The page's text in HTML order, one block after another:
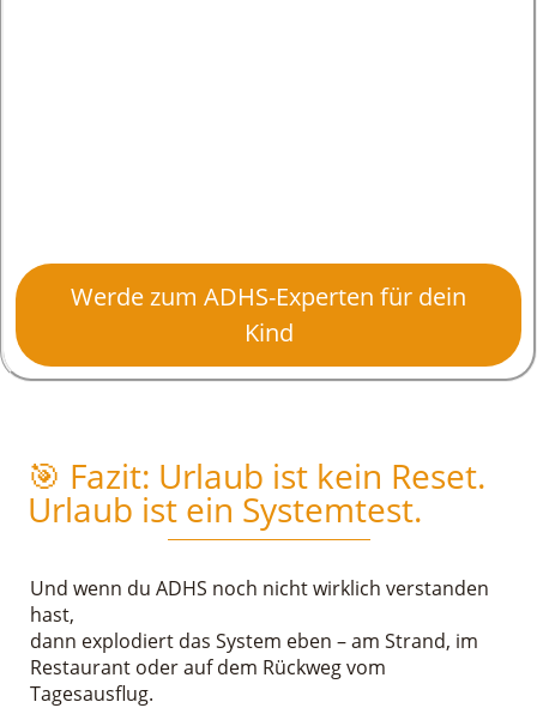
Werde zum ADHS-Experten für dein
Kind
🎯 Fazit: Urlaub ist kein Reset.
Urlaub ist ein Systemtest.
Und wenn du ADHS noch nicht wirklich verstanden
hast,
dann explodiert das System eben – am Strand, im
Restaurant oder auf dem Rückweg vom
Tagesausflug.